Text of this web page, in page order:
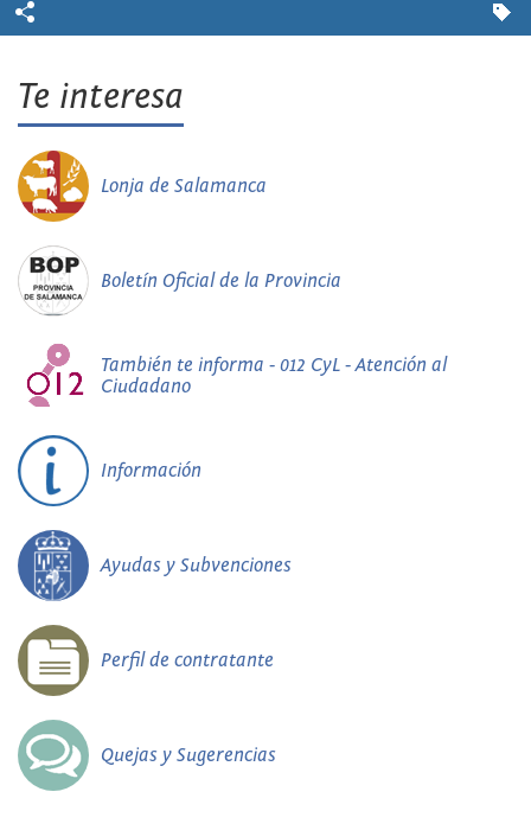
Te interesa
Lonja de Salamanca
Boletín Oficial de la Provincia
También te informa - 012 CyL - Atención al
Ciudadano
Información
Ayudas y Subvenciones
Perfil de contratante
Quejas y Sugerencias